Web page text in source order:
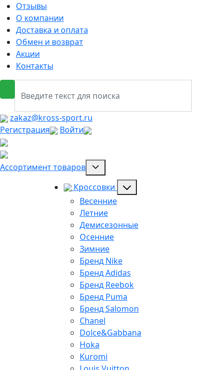
Отзывы
О компании
Доставка и оплата
Обмен и возврат
Акции
Контакты
zakaz@kross-sport.ru
Регистрация
Войти
Ассортимент товаров
Кроссовки
Весенние
Летние
Демисезонные
Осенние
Зимние
Бренд Nike
Бренд Adidas
Бренд Reebok
Бренд Puma
Бренд Salomon
Chanel
Dolce&Gabbana
Hoka
Kuromi